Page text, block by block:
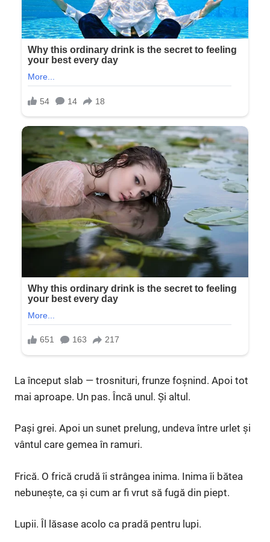
La început slab — trosnituri, frunze foșnind. Apoi tot
mai aproape. Un pas. Încă unul. Și altul.
Pași grei. Apoi un sunet prelung, undeva între urlet și
vântul care gemea în ramuri.
Frică. O frică crudă îi strângea inima. Inima îi bătea
nebunește, ca și cum ar fi vrut să fugă din piept.
Lupii. Îl lăsase acolo ca pradă pentru lupi.